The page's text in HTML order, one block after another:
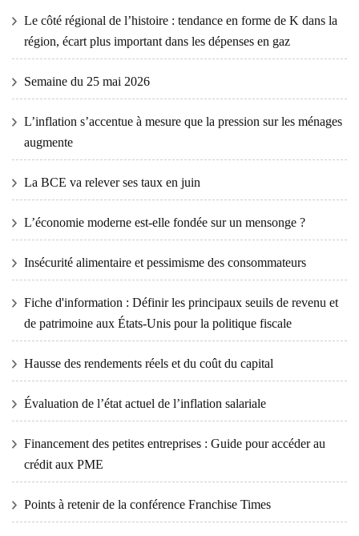
Le côté régional de l’histoire : tendance en forme de K dans la
région, écart plus important dans les dépenses en gaz
Semaine du 25 mai 2026
L’inflation s’accentue à mesure que la pression sur les ménages
augmente
La BCE va relever ses taux en juin
L’économie moderne est-elle fondée sur un mensonge ?
Insécurité alimentaire et pessimisme des consommateurs
Fiche d'information : Définir les principaux seuils de revenu et
de patrimoine aux États-Unis pour la politique fiscale
Hausse des rendements réels et du coût du capital
Évaluation de l’état actuel de l’inflation salariale
Financement des petites entreprises : Guide pour accéder au
crédit aux PME
Points à retenir de la conférence Franchise Times